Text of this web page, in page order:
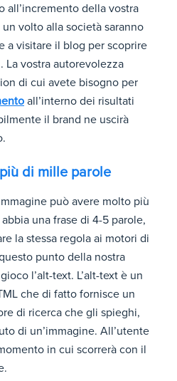
all’incremento della vostra
volto alla società saranno
a visitare il blog per scoprire
vostra autorevolezza
di cui avete bisogno per
all’interno dei risultati
il brand ne uscirà
di mille parole
può avere molto più
una frase di 4-5 parole,
la stessa regola ai motori di
punto della nostra
l’alt-text. L’alt-text è un
che di fatto fornisce un
di ricerca che gli spieghi,
di un’immagine. All’utente
in cui scorrerà con il